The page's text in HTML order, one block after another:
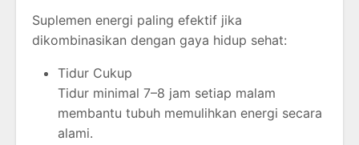
Suplemen energi paling efektif jika
dikombinasikan dengan gaya hidup sehat:
Tidur Cukup
Tidur minimal 7–8 jam setiap malam
membantu tubuh memulihkan energi secara
alami.